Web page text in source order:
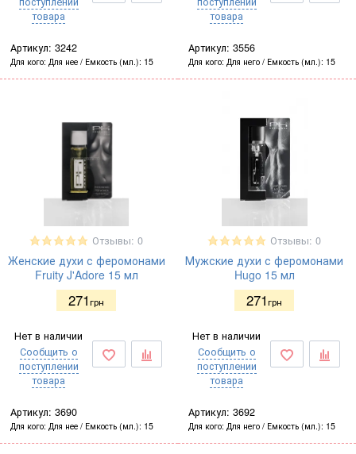
товара
Артикул: 3242
Для кого Для нее Емкость (мл.) 15
товара
Артикул: 3556
Для кого Для него Емкость (мл.) 15
Отзывы: 0
Женские духи с феромонами
Fruity J'Adore 15 мл
271грн
Нет в наличии
Сообщить о
поступлении
товара
Артикул: 3690
Для кого Для нее Емкость (мл.) 15
Отзывы: 0
Мужские духи с феромонами
Hugo 15 мл
271грн
Нет в наличии
Сообщить о
поступлении
товара
Артикул: 3692
Для кого Для него Емкость (мл.) 15